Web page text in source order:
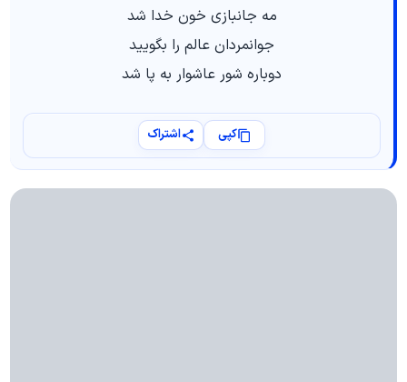
مه جانبازی خون خدا شد
جوانمردان عالم را بگویید
دوباره شور عاشوار به پا شد
کپی اشتراک